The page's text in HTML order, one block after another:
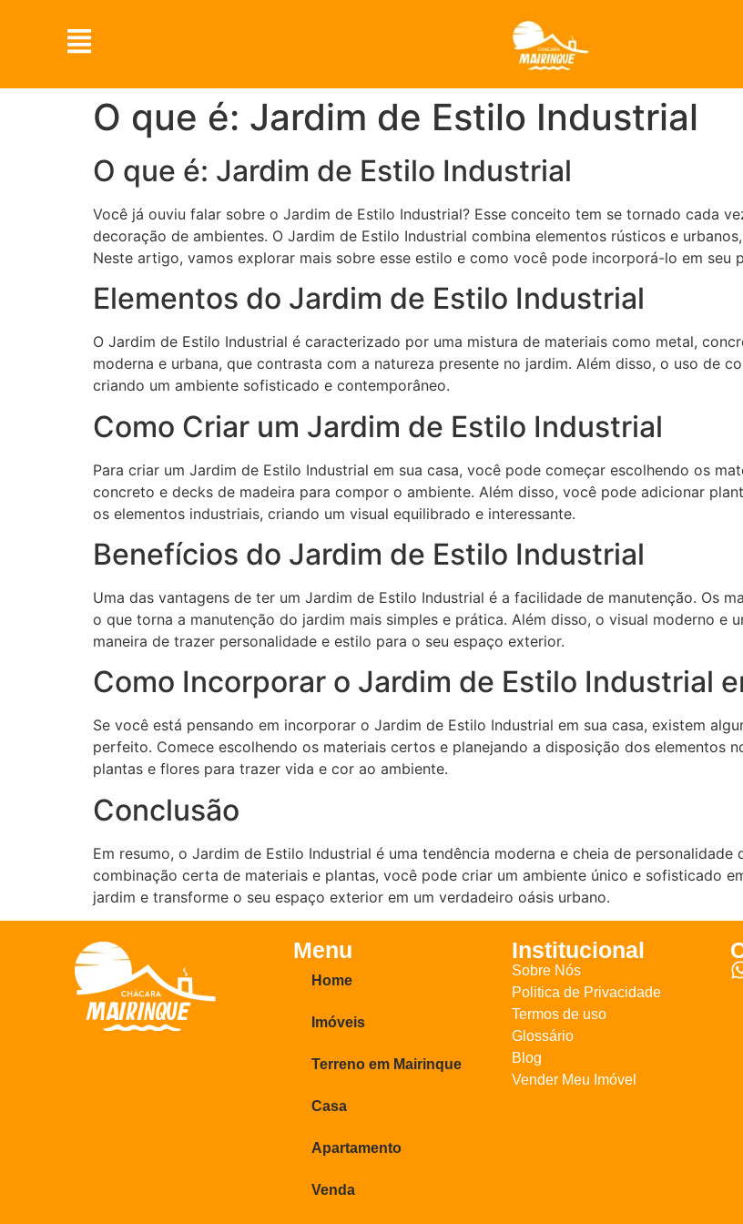
O que é: Jardim de Estilo Industrial
O que é: Jardim de Estilo Industrial
Você já ouviu falar sobre o Jardim de Estilo Industrial? Esse conceito tem se tornado cada
decoração de ambientes. O Jardim de Estilo Industrial combina elementos rústicos e
Neste artigo, vamos explorar mais sobre esse estilo e como você pode incorporá-lo em seu
Elementos do Jardim de Estilo Industrial
O Jardim de Estilo Industrial é caracterizado por uma mistura de materiais como metal,
moderna e urbana, que contrasta com a natureza presente no jardim. Além disso, o uso de
criando um ambiente sofisticado e contemporâneo.
Como Criar um Jardim de Estilo Industrial
Para criar um Jardim de Estilo Industrial em sua casa, você pode começar escolhendo os
concreto e decks de madeira para compor o ambiente. Além disso, você pode adicionar
os elementos industriais, criando um visual equilibrado e interessante.
Benefícios do Jardim de Estilo Industrial
Uma das vantagens de ter um Jardim de Estilo Industrial é a facilidade de manutenção. Os
o que torna a manutenção do jardim mais simples e prática. Além disso, o visual moderno e
maneira de trazer personalidade e estilo para o seu espaço exterior.
Como Incorporar o Jardim de Estilo Industrial
Se você está pensando em incorporar o Jardim de Estilo Industrial em sua casa, existem
perfeito. Comece escolhendo os materiais certos e planejando a disposição dos elementos
plantas e flores para trazer vida e cor ao ambiente.
Conclusão
Em resumo, o Jardim de Estilo Industrial é uma tendência moderna e cheia de
combinação certa de materiais e plantas, você pode criar um ambiente único e sofisticado
jardim e transforme o seu espaço exterior em um verdadeiro oásis urbano.
Menu
Home
Imóveis
Terreno em Mairinque
Casa
Apartamento
Venda
Institucional
Sobre Nós
Politica de Privacidade
Termos de uso
Glossário
Blog
Vender Meu Imóvel